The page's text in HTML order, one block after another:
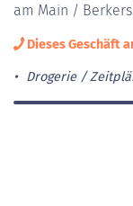
am Main /
Dieses Geschäft
Drogerie